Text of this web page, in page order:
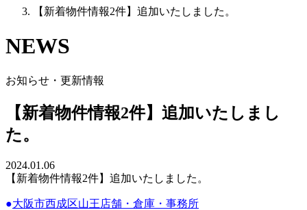
【新着物件情報2件】追加いたしました。
NEWS
お知らせ・更新情報
【新着物件情報2件】追加いたしまし
た。
2024.01.06
【新着物件情報2件】追加いたしました。
●大阪市西成区山王店舗・倉庫・事務所